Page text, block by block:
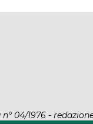
04/1976 -